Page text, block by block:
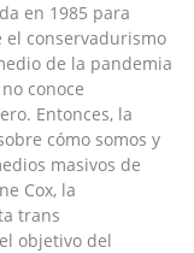
en 1985 para
el conservadurismo
de la pandemia
conoce
Entonces, la
cómo somos y
masivos de
Cox, la
trans
objetivo del